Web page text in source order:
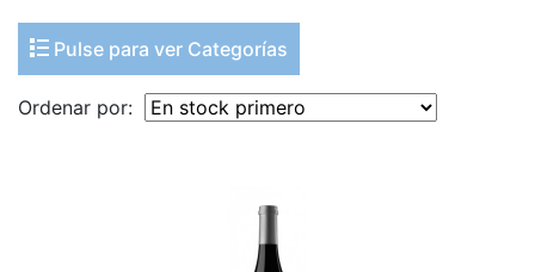
Pulse para ver Categorías
Ordenar por: